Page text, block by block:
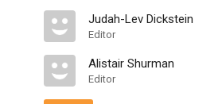
Judah-Lev Dickstein
Editor
Alistair Shurman
Editor